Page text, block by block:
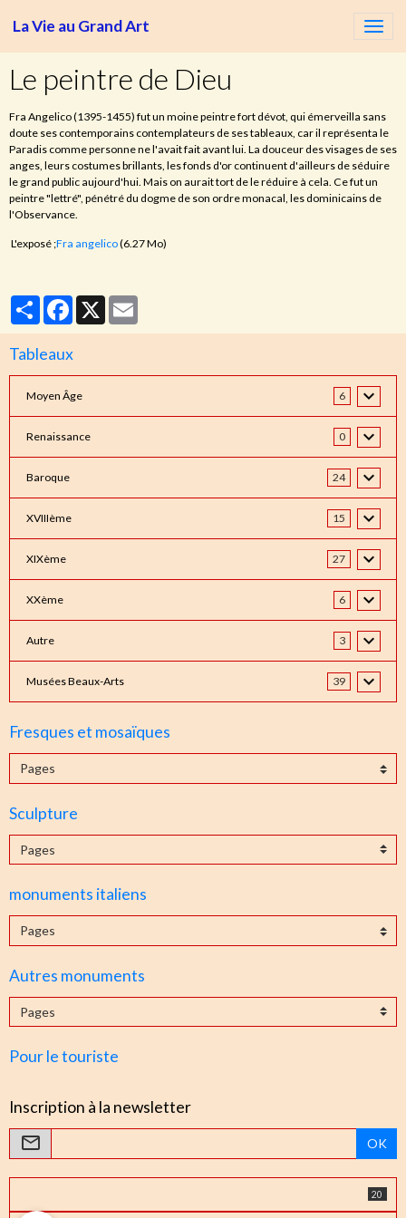
La Vie au Grand Art
Le peintre de Dieu
Fra Angelico (1395-1455) fut un moine peintre fort dévot, qui émerveilla sans
doute ses contemporains contemplateurs de ses tableaux, car il représenta le
Paradis comme personne ne l'avait fait avant lui. La douceur des visages de ses
anges, leurs costumes brillants, les fonds d'or continuent d'ailleurs de séduire
le grand public aujourd'hui. Mais on aurait tort de le réduire à cela. Ce fut un
peintre "lettré", pénétré du dogme de son ordre monacal, les dominicains de
l'Observance.
L'exposé ;Fra angelico(6.27 Mo)
PartagerFacebook
X
Tableaux
Moyen Âge 6
Renaissance 0
Baroque 24
XVIIIème 15
XIXème 27
XXème 6
Autre 3
Musées Beaux-Arts 39
Fresques et mosaïques
Sculpture
monuments italiens
Autres monuments
Pour le touriste
Inscription à la newsletter
OK
20